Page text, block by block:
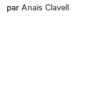
parAnaïs Clavell